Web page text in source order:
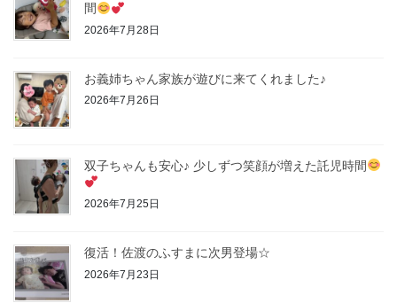
間
2026年7月28日
お義姉ちゃん家族が遊びに来てくれました♪
2026年7月26日
双子ちゃんも安心♪ 少しずつ笑顔が増えた託児時間
2026年7月25日
復活！佐渡のふすまに次男登場☆
2026年7月23日